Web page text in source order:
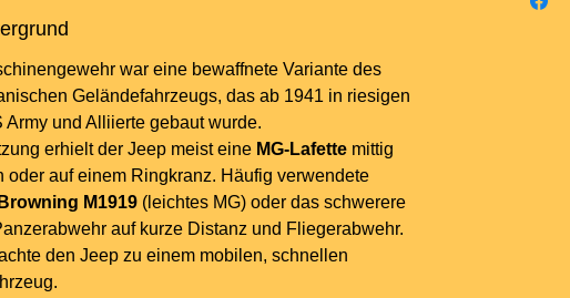
war eine bewaffnete Variante des
Geländefahrzeugs, das ab 1941 in riesigen
und Alliierte gebaut wurde.
erhielt der Jeep meist eine MG-Lafette mittig
oder auf einem Ringkranz. Häufig verwendete
M1919 (leichtes MG) oder das schwerere
auf kurze Distanz und Fliegerabwehr.
den Jeep zu einem mobilen, schnellen